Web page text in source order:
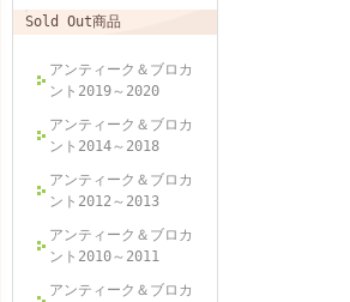
Sold Out商品
アンティーク＆ブロカ
ント2019～2020
アンティーク＆ブロカ
ント2014～2018
アンティーク＆ブロカ
ント2012～2013
アンティーク＆ブロカ
ント2010～2011
アンティーク＆ブロカ